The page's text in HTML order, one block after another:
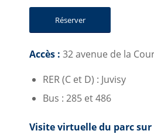
Réserver
Accès : 32 avenue de la
RER (C et D) : Juvisy
Bus : 285 et 486
Visite virtuelle du parc sur